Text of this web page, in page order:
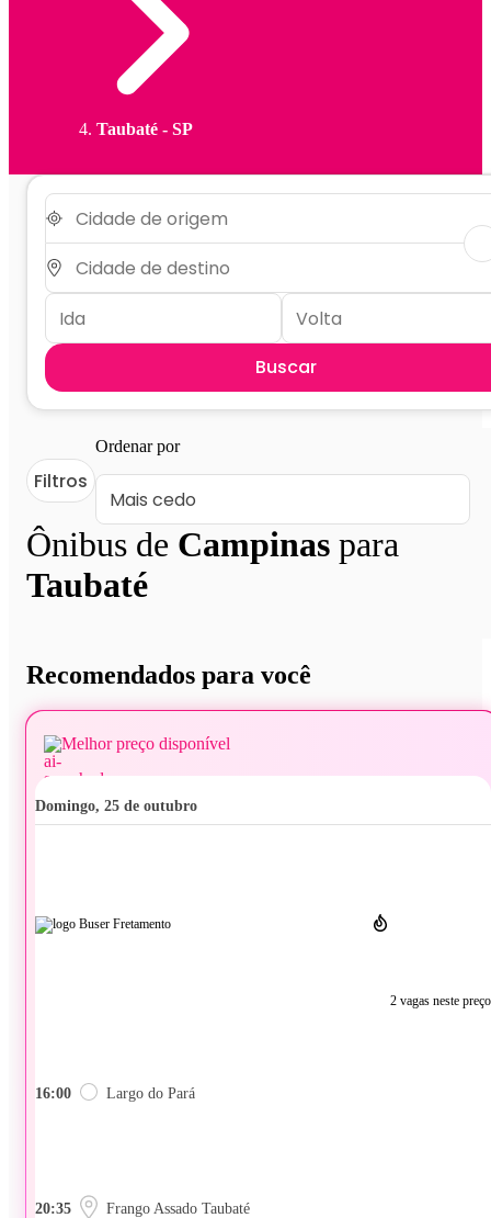
Taubaté - SP
Buscar
Ônibus de Campinas para
Taubaté
Filtros
Ordenar por
Recomendados para você
Melhor preço disponível
domingo, 25 de outubro
2 vagas neste preço
16:00 Largo do Pará
20:35 Frango Assado Taubaté